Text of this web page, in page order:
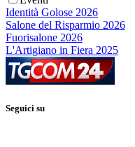
Identità Golose 2026
Salone del Risparmio 2026
Fuorisalone 2026
L'Artigiano in Fiera 2025
Seguici su